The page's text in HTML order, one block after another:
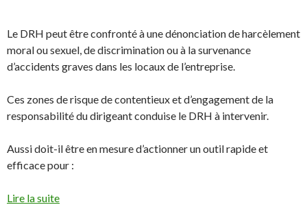
Le DRH peut être confronté à une dénonciation de harcèlement
moral ou sexuel, de discrimination ou à la survenance
d’accidents graves dans les locaux de l’entreprise.
Ces zones de risque de contentieux et d’engagement de la
responsabilité du dirigeant conduise le DRH à intervenir.
Aussi doit-il être en mesure d’actionner un outil rapide et
efficace pour :
Lire la suite